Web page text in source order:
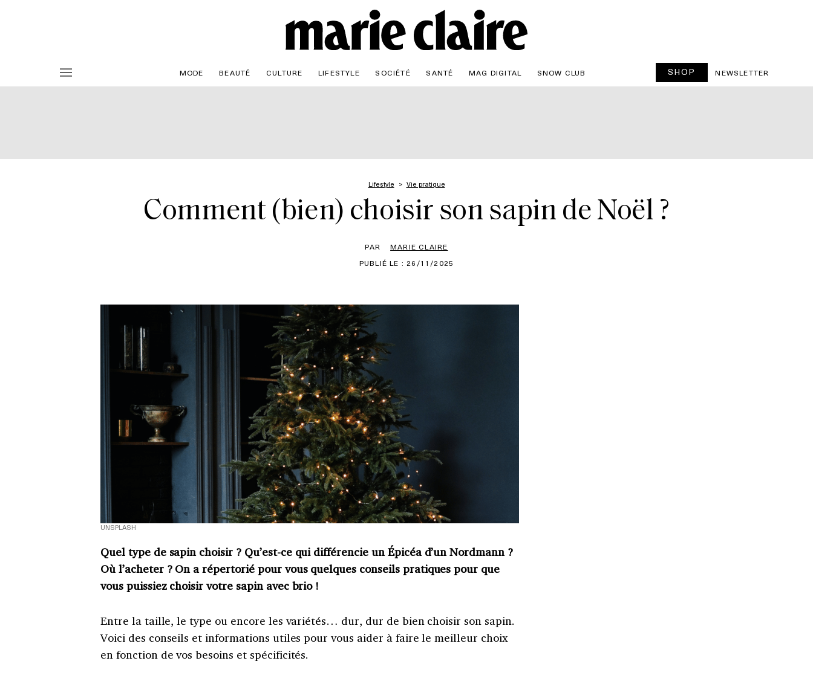
MODE BEAUTÉ CULTURE LIFESTYLE SOCIÉTÉ SANTÉ MAG DIGITAL SNOW CLUB SHOP NEWSLETTER
Lifestyle Vie pratique
Comment (bien) choisir son sapin de Noël ?
PAR
MARIE CLAIRE
PUBLIÉ LE : 26/11/2025
UNSPLASH
Quel type de sapin choisir ? Qu’est-ce qui différencie un Épicéa d’un Nordmann ?
Où l’acheter ? On a répertorié pour vous quelques conseils pratiques pour que
vous puissiez choisir votre sapin avec brio !
Entre la taille, le type ou encore les variétés… dur, dur de bien choisir son sapin.
Voici des conseils et informations utiles pour vous aider à faire le meilleur choix
en fonction de vos besoins et spécificités.